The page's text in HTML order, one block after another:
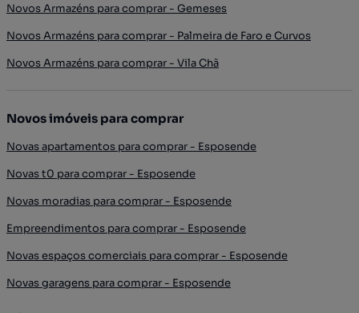
Novos Armazéns para comprar - Gemeses
Novos Armazéns para comprar - Palmeira de Faro e Curvos
Novos Armazéns para comprar - Vila Chã
Novos imóveis para comprar
Novas apartamentos para comprar - Esposende
Novas t0 para comprar - Esposende
Novas moradias para comprar - Esposende
Empreendimentos para comprar - Esposende
Novas espaços comerciais para comprar - Esposende
Novas garagens para comprar - Esposende